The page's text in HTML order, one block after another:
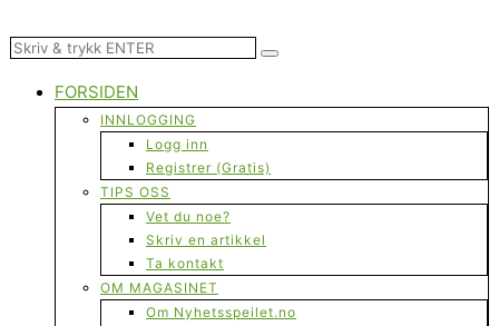
FORSIDEN
INNLOGGING
Logg inn
Registrer (Gratis)
TIPS OSS
Vet du noe?
Skriv en artikkel
Ta kontakt
OM MAGASINET
Om Nyhetsspeilet.no